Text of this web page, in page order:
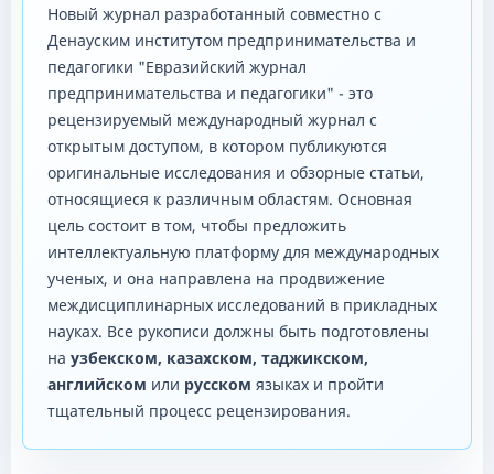
Новый журнал разработанный совместно с
Денауским институтом предпринимательства и
педагогики "Евразийский журнал
предпринимательства и педагогики" - это
рецензируемый международный журнал с
открытым доступом, в котором публикуются
оригинальные исследования и обзорные статьи,
относящиеся к различным областям. Основная
цель состоит в том, чтобы предложить
интеллектуальную платформу для международных
ученых, и она направлена ​​на продвижение
междисциплинарных исследований в прикладных
науках. Все рукописи должны быть подготовлены
на узбекском, казахском, таджикском,
английском или русском языках и пройти
тщательный процесс рецензирования.